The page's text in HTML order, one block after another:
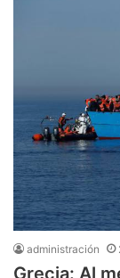
administración